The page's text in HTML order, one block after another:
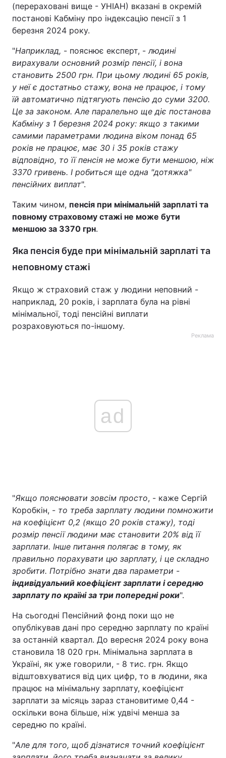
(перераховані вище - УНІАН) вказані в окремій
постанові Кабміну про індексацію пенсії з 1
березня 2024 року.
"Наприклад, - пояснює експерт, - людині
вирахували основний розмір пенсії, і вона
становить 2500 грн. При цьому людині 65 років,
у неї є достатньо стажу, вона не працює, і тому
їй автоматично підтягують пенсію до суми 3200.
Це за законом. Але паралельно ще діє постанова
Кабміну з 1 березня 2024 року: якщо з такими
самими параметрами людина віком понад 65
років не працює, має 30 і 35 років стажу
відповідно, то її пенсія не може бути меншою, ніж
3370 гривень. І робиться ще одна "дотяжка"
пенсійних виплат".
Таким чином, пенсія при мінімальній зарплаті та
повному страховому стажі не може бути
меншою за 3370 грн.
Яка пенсія буде при мінімальній зарплаті та
неповному стажі
Якщо ж страховий стаж у людини неповний -
наприклад, 20 років, і зарплата була на рівні
мінімальної, тоді пенсійні виплати
розраховуються по-іншому.
Реклама
ad
"Якщо пояснювати зовсім просто, - каже Сергій
Коробкін, - то треба зарплату людини помножити
на коефіцієнт 0,2 (якщо 20 років стажу), тоді
розмір пенсії людини має становити 20% від її
зарплати. Інше питання полягає в тому, як
правильно порахувати цю зарплату, і це складно
зробити. Потрібно знати два параметри -
індивідуальний коефіцієнт зарплати і середню
зарплату по країні за три попередні роки".
На сьогодні Пенсійний фонд поки що не
опублікував дані про середню зарплату по країні
за останній квартал. До вересня 2024 року вона
становила 18 020 грн. Мінімальна зарплата в
Україні, як уже говорили, - 8 тис. грн. Якщо
відштовхуватися від цих цифр, то в людини, яка
працює на мінімальну зарплату, коефіцієнт
зарплати за місяць зараз становитиме 0,44 -
оскільки вона більше, ніж удвічі менша за
середню по країні.
"Але для того, щоб дізнатися точний коефіцієнт